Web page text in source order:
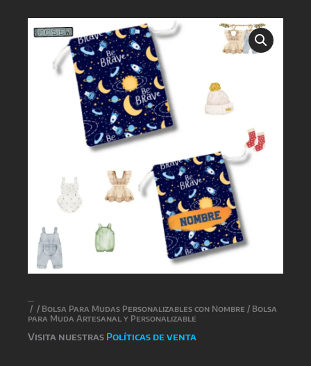
/ / Bolsa Para Mudas Personalizables con Nombre / Bolsa
para Muda Artesanal y Personalizable
Visita nuestras Políticas de venta